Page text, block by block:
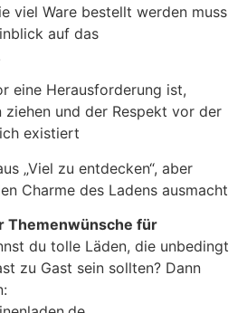
viel Ware bestellt werden muss
auf das
eine Herausforderung ist,
ziehen und der Respekt vor der
existiert
„Viel zu entdecken“, aber
Charme des Ladens ausmacht
Themenwünsche für
du tolle Läden, die unbedingt
zu Gast sein sollten? Dann